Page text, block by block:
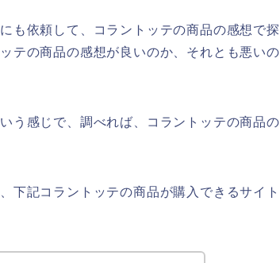
も依頼して、コラントッテの商品の感想で探
テの商品の感想が良いのか、それとも悪いの
感じで、調べれば、コラントッテの商品の
下記コラントッテの商品が購入できるサイト